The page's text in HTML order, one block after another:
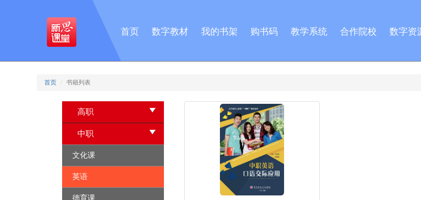
首页 数字教材 我的书架 购书码 教学系统 合作院校 数字资
首页 书籍列表
高职
中职
文化课
英语
德育课